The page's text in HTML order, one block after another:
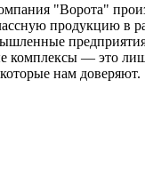
"Ворота"
продукцию в
комплексы — это
нам доверяют.